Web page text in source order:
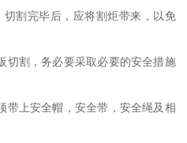
割完毕后，应将割炬带来，以免
切割，务必要采取必要的安全措施
带上安全帽，安全带，安全绳及相